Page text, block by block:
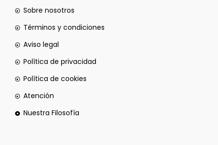
Sobre nosotros
Términos y condiciones
Aviso legal
Política de privacidad
Política de cookies
Atención
Nuestra Filosofía